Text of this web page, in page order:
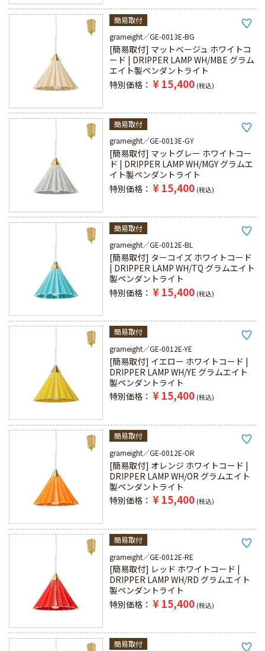
簡易取付
grameight
GE-0013E-BG
[簡易取付] マットベージュ ホワイトコ
ード | DRIPPER LAMP WH/MBE グラム
エイト製ペンダントライト
特別価格
¥ 15,400 税込
簡易取付
grameight
GE-0013E-GY
[簡易取付] マットグレー ホワイトコー
ド | DRIPPER LAMP WH/MGY グラムエ
イト製ペンダントライト
特別価格
¥ 15,400 税込
簡易取付
grameight
GE-0012E-BL
[簡易取付] ターコイズ ホワイトコード
| DRIPPER LAMP WH/TQ グラムエイト
製ペンダントライト
特別価格
¥ 15,400 税込
簡易取付
grameight
GE-0012E-YE
[簡易取付] イエロー ホワイトコード |
DRIPPER LAMP WH/YE グラムエイト
製ペンダントライト
特別価格
¥ 15,400 税込
簡易取付
grameight
GE-0012E-OR
[簡易取付] オレンジ ホワイトコード |
DRIPPER LAMP WH/OR グラムエイト
製ペンダントライト
特別価格
¥ 15,400 税込
簡易取付
grameight
GE-0012E-RE
[簡易取付] レッド ホワイトコード |
DRIPPER LAMP WH/RD グラムエイト
製ペンダントライト
特別価格
¥ 15,400 税込
簡易取付